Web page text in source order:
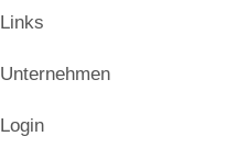
Links
Unternehmen
Login